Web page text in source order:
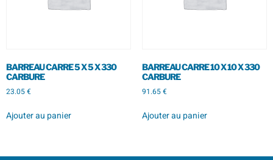
BARREAU CARRE 5 X 5 X 330
CARBURE
23.05€
Ajouter au panier
BARREAU CARRE 10 X 10 X 330
CARBURE
91.65€
Ajouter au panier